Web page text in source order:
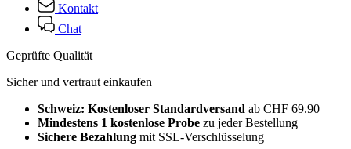
Kontakt
Chat
Geprüfte Qualität
Sicher und vertraut einkaufen
Schweiz: Kostenloser Standardversand ab CHF 69.90
Mindestens 1 kostenlose Probe zu jeder Bestellung
Sichere Bezahlung mit SSL-Verschlüsselung